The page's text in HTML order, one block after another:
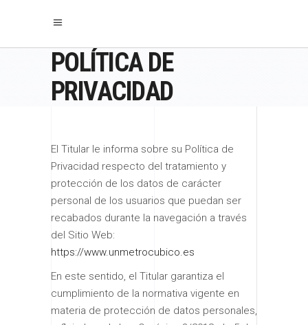
POLÍTICA DE
PRIVACIDAD
El Titular le informa sobre su Política de
Privacidad respecto del tratamiento y
protección de los datos de carácter
personal de los usuarios que puedan ser
recabados durante la navegación a través
del Sitio Web:
https://www.unmetrocubico.es
En este sentido, el Titular garantiza el
cumplimiento de la normativa vigente en
materia de protección de datos personales,